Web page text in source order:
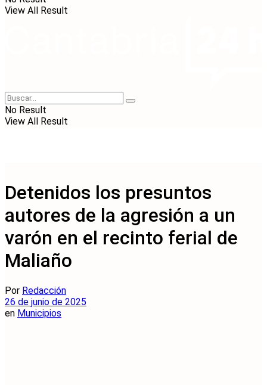
View All Result
No Result
View All Result
Detenidos los presuntos
autores de la agresión a un
varón en el recinto ferial de
Maliaño
Por Redacción
26 de junio de 2025
en Municipios